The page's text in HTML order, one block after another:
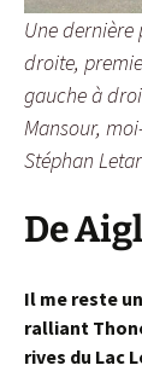
Une dernière
droite,
gauche à
Mansour,
Stéphan
De
Il me reste
ralliant
rives du Lac